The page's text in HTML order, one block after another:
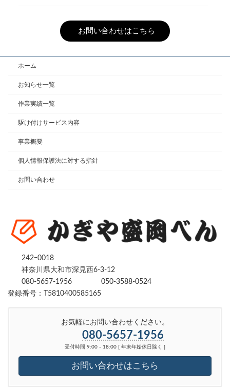
お問い合わせはこちら
ホーム
お知らせ一覧
作業実績一覧
駆け付けサービス内容
事業概要
個人情報保護法に対する指針
お問い合わせ
242ｰ0018
神奈川県大和市深見西6-3-12
080-5657-1956
050-3588-0524
登録番号：T5810400585165
お気軽にお問い合わせください。
080-5657-1956
受付時間 9:00 - 18:00 [ 年末年始休日除く ]
お問い合わせはこちら